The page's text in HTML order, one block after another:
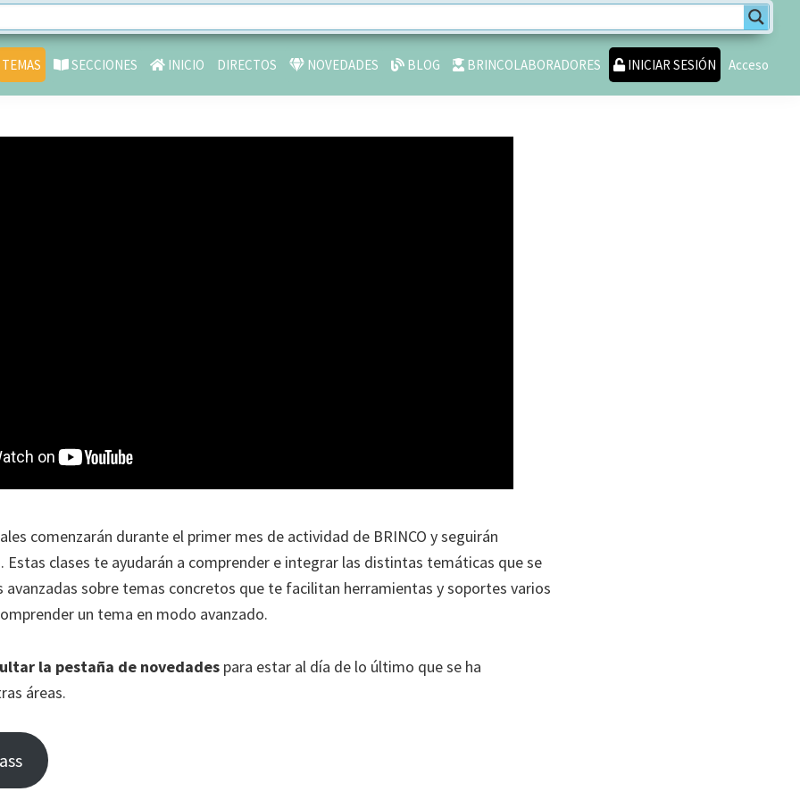
TEMAS SECCIONES INICIO DIRECTOS NOVEDADES BLOG BRINCOLABORADORES INICIAR SESIÓN Acceso
comenzarán durante el primer mes de actividad de BRINCO y seguirán
Estas clases te ayudarán a comprender e integrar las distintas temáticas que se
avanzadas sobre temas concretos que te facilitan herramientas y soportes varios
un tema en modo avanzado.
la pestaña de novedades para estar al día de lo último que se ha
áreas.